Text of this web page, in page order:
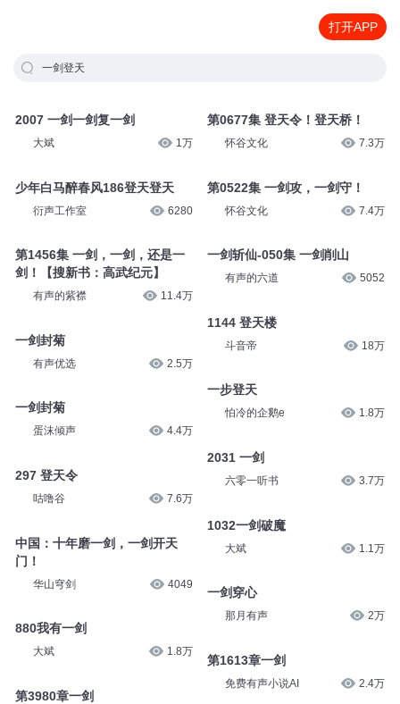
打开APP
一剑登天
2007 一剑一剑复一剑
大斌 1万
少年白马醉春风186登天登天
衍声工作室 6280
第1456集 一剑，一剑，还是一
剑！【搜新书：高武纪元】
有声的紫襟 11.4万
一剑封菊
有声优选 2.5万
一剑封菊
蛋沫倾声 4.4万
297 登天令
咕噜谷 7.6万
中国：十年磨一剑，一剑开天
门！
华山穹剑 4049
880我有一剑
大斌 1.8万
第3980章一剑
第0677集 登天令！登天桥！
怀谷文化 7.3万
第0522集 一剑攻，一剑守！
怀谷文化 7.4万
一剑斩仙-050集 一剑削山
有声的六道 5052
1144 登天楼
斗音帝 18万
一步登天
怕冷的企鹅e 1.8万
2031 一剑
六零一听书 3.7万
1032一剑破魔
大斌 1.1万
一剑穿心
那月有声 2万
第1613章一剑
免费有声小说AI 2.4万